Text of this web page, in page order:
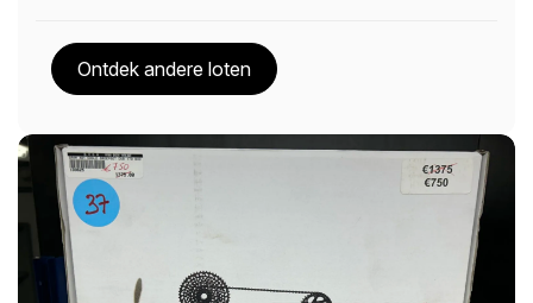
Ontdek andere loten